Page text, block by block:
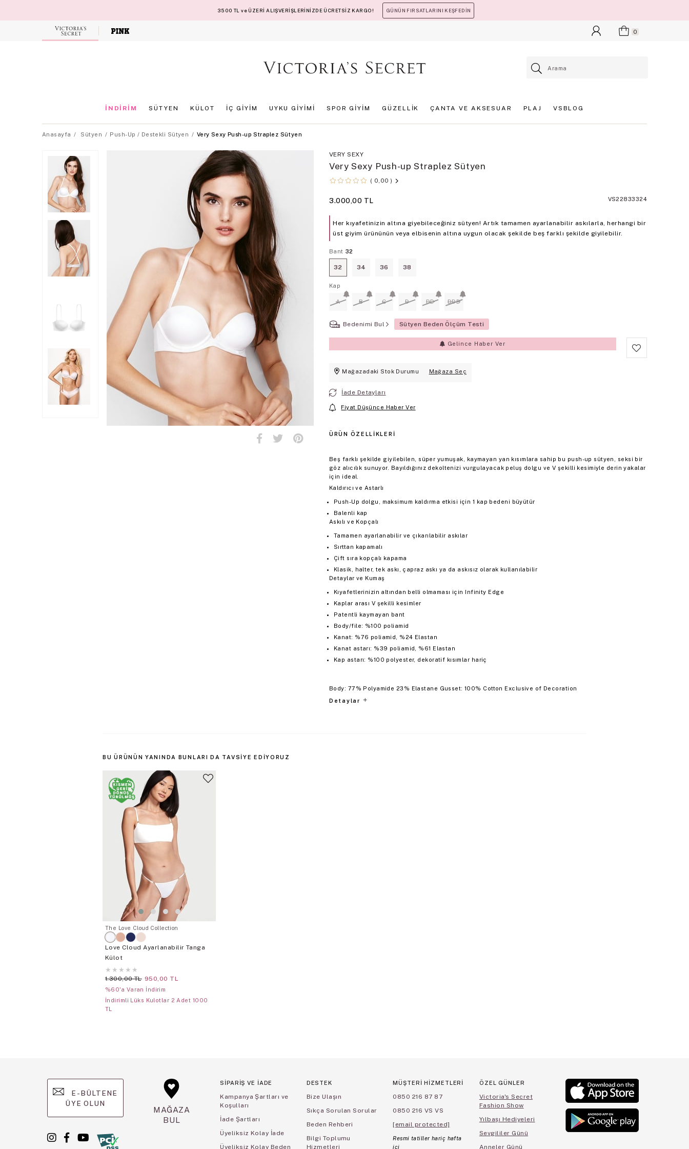
3500 TL ve ÜZERİ ALIŞVERİŞLERİNİZDE ÜCRETSİZ KARGO! GÜNÜN FIRSATLARINI KEŞFEDİN
Victoria's
Secret
0
İNDİRİM SÜTYEN KÜLOT İÇ GİYİM UYKU GİYİMİ SPOR GİYİM GÜZELLİK ÇANTA VE AKSESUAR PLAJ VSBLOG
Anasayfa Sütyen Push-Up / Destekli Sütyen Very Sexy Push-up Straplez Sütyen
VERY SEXY
Very Sexy Push-up Straplez Sütyen
0,00
3.000,00 TL VS22833324
Her kıyafetinizin altına giyebileceğiniz sütyen! Artık tamamen ayarlanabilir askılarla, herhangi bir
üst giyim ürününün veya elbisenin altına uygun olacak şekilde beş farklı şekilde giyilebilir.
Bant 32
32 34 36 38
Kap
A B C D DD DDD
Bedenimi Bul Sütyen Beden Ölçüm Testi
Gelince Haber Ver
Mağazadaki Stok Durumu Mağaza Seç
İade Detayları
Fiyat Düşünce Haber Ver
ÜRÜN ÖZELLIKLERI
Beş farklı şekilde giyilebilen, süper yumuşak, kaymayan yan kısımlara sahip bu push-up sütyen, seksi bir
göz alıcılık sunuyor. Bayıldığınız dekoltenizi vurgulayacak peluş dolgu ve V şekilli kesimiyle derin yakalar
için ideal.
Kaldırıcı ve Astarlı
Push-Up dolgu, maksimum kaldırma etkisi için 1 kap bedeni büyütür
Balenli kap
Askılı ve Kopçalı
Tamamen ayarlanabilir ve çıkarılabilir askılar
Sırttan kapamalı
Çift sıra kopçalı kapama
Klasik, halter, tek askı, çapraz askı ya da askısız olarak kullanılabilir
Detaylar ve Kumaş
Kıyafetlerinizin altından belli olmaması için Infinity Edge
Kaplar arası V şekilli kesimler
Patentli kaymayan bant
Body/file: %100 poliamid
Kanat: %76 poliamid, %24 Elastan
Kanat astarı: %39 poliamid, %61 Elastan
Kap astarı: %100 polyester, dekoratif kısımlar hariç
Body: 77% Polyamide 23% Elastane Gusset: 100% Cotton Exclusive of Decoration
Detaylar
BU ÜRÜNÜN YANINDA BUNLARI DA TAVSIYE EDIYORUZ
The Love Cloud Collection
Love Cloud Ayarlanabilir Tanga
Külot
★ ★ ★ ★ ★
1.300,00 TL 950,00 TL
%60'a Varan İndirim
İndirimli Lüks Kulotlar 2 Adet 1000
TL
E-BÜLTENE
ÜYE OLUN
MAĞAZA
BUL
SİPARİŞ VE İADE
Kampanya Şartları ve
Koşulları
İade Şartları
Üyeliksiz Kolay İade
Üyeliksiz Kolay Beden
DESTEK
Bize Ulaşın
Sıkça Sorulan Sorular
Beden Rehberi
Bilgi Toplumu
Hizmetleri
MÜŞTERİ HİZMETLERİ
0850 216 87 87
0850 216 VS VS
[email protected]
Resmi tatiller hariç hafta
içi
ÖZEL GÜNLER
Victoria's Secret
Fashion Show
Yılbaşı Hediyeleri
Sevgililer Günü
Anneler Günü